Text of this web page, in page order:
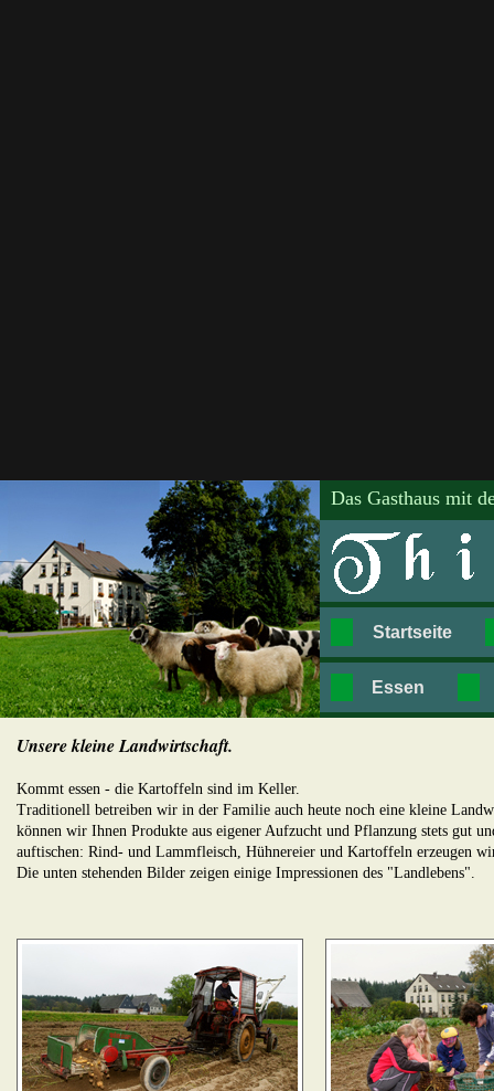
Startseite
Essen
Das Gasthaus mit
Unsere kleine Landwirtschaft.
Kommt essen - die Kartoffeln sind im Keller.
Traditionell betreiben wir in der Familie auch heute noch eine kleine
können wir Ihnen Produkte aus eigener Aufzucht und Pflanzung stets gut
auftischen: Rind- und Lammfleisch, Hühnereier und Kartoffeln erzeugen
Die unten stehenden Bilder zeigen einige Impressionen des "Landlebens".